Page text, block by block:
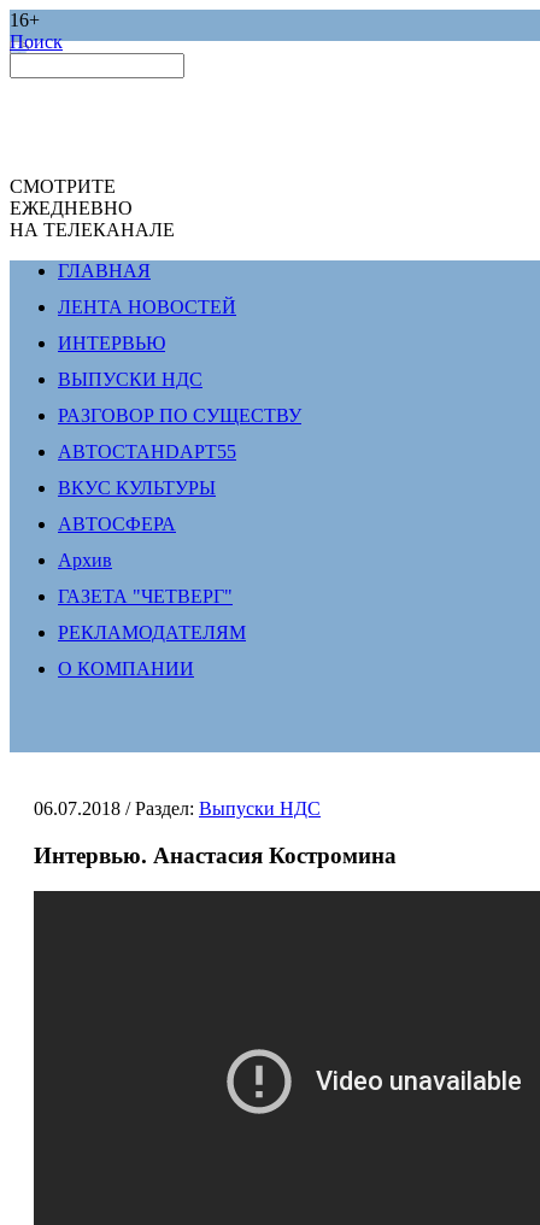
16+
Поиск
СМОТРИТЕ
ЕЖЕДНЕВНО
НА ТЕЛЕКАНАЛЕ
ГЛАВНАЯ
ЛЕНТА НОВОСТЕЙ
ИНТЕРВЬЮ
ВЫПУСКИ НДС
РАЗГОВОР ПО СУЩЕСТВУ
АВТОСТАНDАРТ55
ВКУС КУЛЬТУРЫ
АВТОСФЕРА
Архив
ГАЗЕТА "ЧЕТВЕРГ"
РЕКЛАМОДАТЕЛЯМ
О КОМПАНИИ
06.07.2018 / Раздел: Выпуски НДС
Интервью. Анастасия Костромина